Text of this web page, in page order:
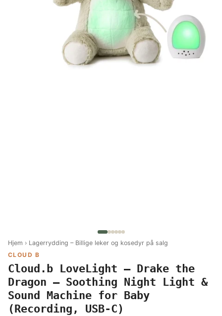
Hjem › Lagerrydding – Billige leker og kosedyr på salg
CLOUD B
Cloud.b LoveLight – Drake the
Dragon – Soothing Night Light &
Sound Machine for Baby
(Recording, USB-C)